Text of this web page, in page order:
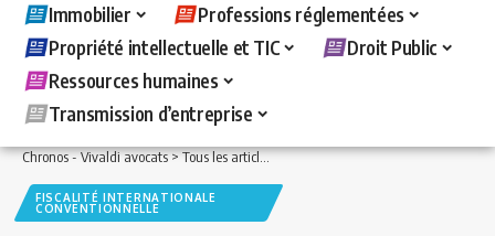
Immobilier
Professions réglementées
Propriété intellectuelle et TIC
Droit Public
Ressources humaines
Transmission d’entreprise
Chronos - Vivaldi avocats>Tous les articles >Fiscal>Fiscalité internationale
FISCALITÉ INTERNATIONALE
CONVENTIONNELLE